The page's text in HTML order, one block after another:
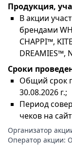
Продукция,
В акции
брендами
СHAPPI™,
DREAMIES™,
Сроки
Общий срок
30.08.2026 г.;
Период
чеков на
Организатор
Оператор акции: